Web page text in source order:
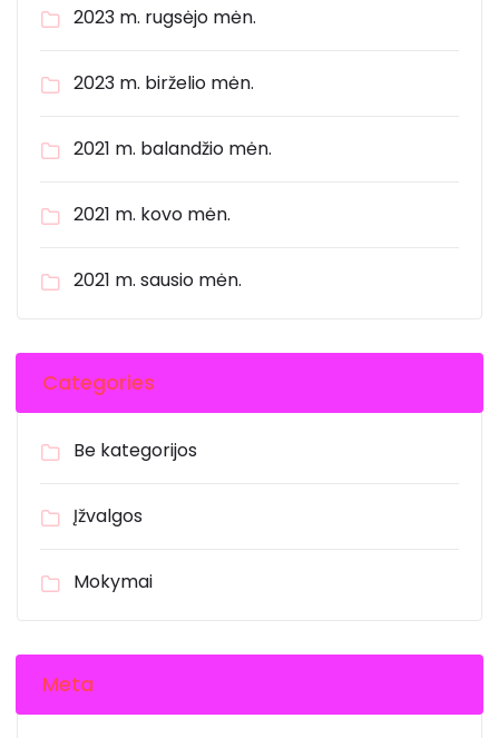
2023 m. rugsėjo mėn.
2023 m. birželio mėn.
2021 m. balandžio mėn.
2021 m. kovo mėn.
2021 m. sausio mėn.
Categories
Be kategorijos
Įžvalgos
Mokymai
Meta